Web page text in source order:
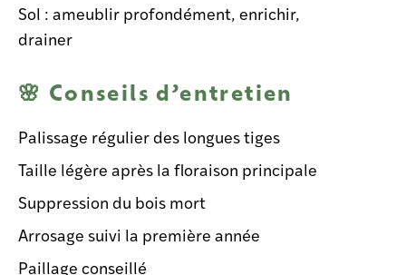
Sol : ameublir profondément, enrichir,
drainer
🌸 Conseils d’entretien
Palissage régulier des longues tiges
Taille légère après la floraison principale
Suppression du bois mort
Arrosage suivi la première année
Paillage conseillé